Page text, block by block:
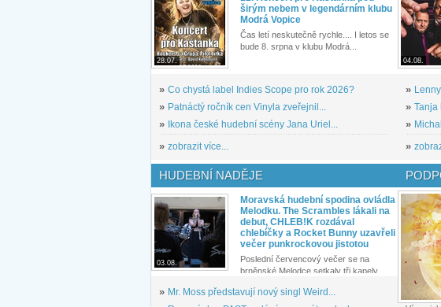
28.07.
širým nebem v legendárním klubu
Modrá Vopice
Čas letí neskutečně rychle.... I letos se
bude 8. srpna v klubu Modrá...
» Co chystá label Indies Scope pro rok 2026?
» Patnáctý ročník cen Vinyla zveřejnil...
»
Ikona české hudební scény Jana Uriel...
» zobrazit více...
04.08.
»
» Tanja
»
»
HUDEBNÍ NADĚJE
03.08.
Moravská hudební spodina ovládla
Melodku. The Scrambles lákali na
debut, CHLEB!K rozdával
chlebíčky a Rocket Bunny uzavřeli
večer punkrockovou jistotou
Poslední červencový večer se na
brněnské Melodce setkaly tři kapely...
» Mr. Moss představují nový singl Weird...